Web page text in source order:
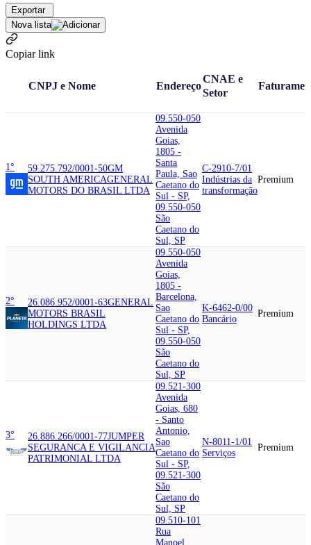
Exportar
Nova lista
Copiar link
CNPJ e Nome Endereço
CNAE e
Setor
1° 59.275.792/0001-50GM
SOUTH AMERICAGENERAL
MOTORS DO BRASIL LTDA
09.550-050
Avenida
Goias,
1805 -
Santa
Paula, Sao
Caetano do
Sul - SP,
09.550-050
São
Caetano do
Sul, SP
C-2910-7/01
Indústrias da
transformação
Premium
2° 26.086.952/0001-63GENERAL
MOTORS BRASIL
HOLDINGS LTDA
09.550-050
Avenida
Goias,
1805 -
Barcelona,
Sao
Caetano do
Sul - SP,
09.550-050
São
Caetano do
Sul, SP
K-6462-0/00
Bancário
Premium
3° 26.886.266/0001-77JUMPER
SEGURANCA E VIGILANCIA
PATRIMONIAL LTDA
09.521-300
Avenida
Goias, 680
- Santo
Antonio,
Sao
Caetano do
Sul - SP,
09.521-300
São
Caetano do
Sul, SP
N-8011-1/01
Serviços
Premium
09.510-101
Rua
Manoel